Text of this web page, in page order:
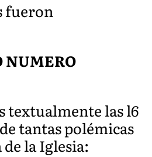
fueron
NUMERO
textualmente las l6
tantas polémicas
la Iglesia: